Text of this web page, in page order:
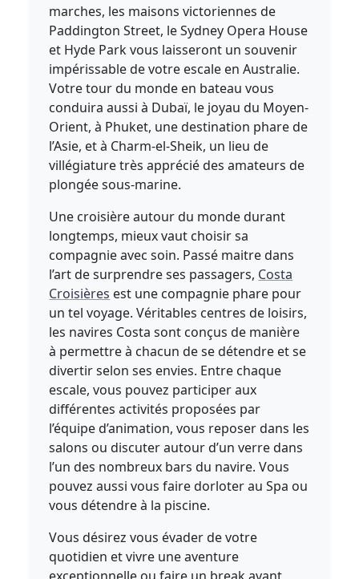
marches, les maisons victoriennes de
Paddington Street, le Sydney Opera House
et Hyde Park vous laisseront un souvenir
impérissable de votre escale en Australie.
Votre tour du monde en bateau vous
conduira aussi à Dubaï, le joyau du Moyen-
Orient, à Phuket, une destination phare de
l’Asie, et à Charm-el-Sheik, un lieu de
villégiature très apprécié des amateurs de
plongée sous-marine.
Une croisière autour du monde durant
longtemps, mieux vaut choisir sa
compagnie avec soin. Passé maitre dans
l’art de surprendre ses passagers, Costa
Croisières est une compagnie phare pour
un tel voyage. Véritables centres de loisirs,
les navires Costa sont conçus de manière
à permettre à chacun de se détendre et se
divertir selon ses envies. Entre chaque
escale, vous pouvez participer aux
différentes activités proposées par
l’équipe d’animation, vous reposer dans les
salons ou discuter autour d’un verre dans
l’un des nombreux bars du navire. Vous
pouvez aussi vous faire dorloter au Spa ou
vous détendre à la piscine.
Vous désirez vous évader de votre
quotidien et vivre une aventure